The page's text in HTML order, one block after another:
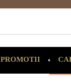
PROMOTII